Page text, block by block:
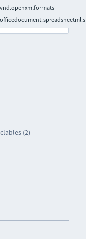
(2)
vnd.openxmlformats-